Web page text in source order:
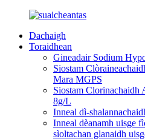
Dachaigh
Toraidhean
Gineadair Sodium
Siostam
Mara MGPS
Siostam
8g/L
Inneal dì-
Inneal dèanamh uisge
sìoltachan glanaidh